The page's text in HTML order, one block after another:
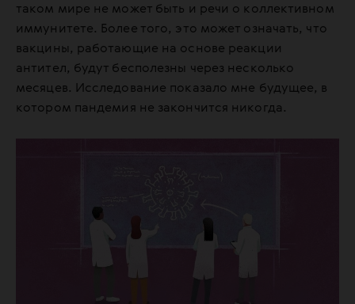
таком мире не может быть и речи о коллективном
иммунитете. Более того, это может означать, что
вакцины, работающие на основе реакции
антител, будут бесполезны через несколько
месяцев. Исследование показало мне будущее, в
котором пандемия не закончится никогда.